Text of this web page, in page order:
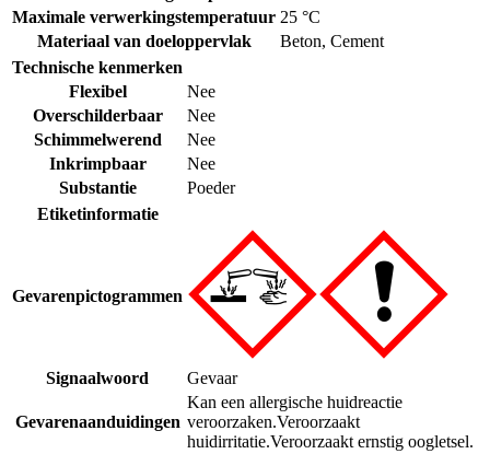
Maximale verwerkingstemperatuur 25 °C
Materiaal van doeloppervlak
Beton, Cement
Technische kenmerken
Flexibel
Nee
Overschilderbaar
Nee
Schimmelwerend
Nee
Inkrimpbaar
Nee
Substantie
Poeder
Etiketinformatie
Gevarenpictogrammen
Signaalwoord Gevaar
Gevarenaanduidingen
Kan een allergische huidreactie
veroorzaken.Veroorzaakt
huidirritatie.Veroorzaakt ernstig oogletsel.